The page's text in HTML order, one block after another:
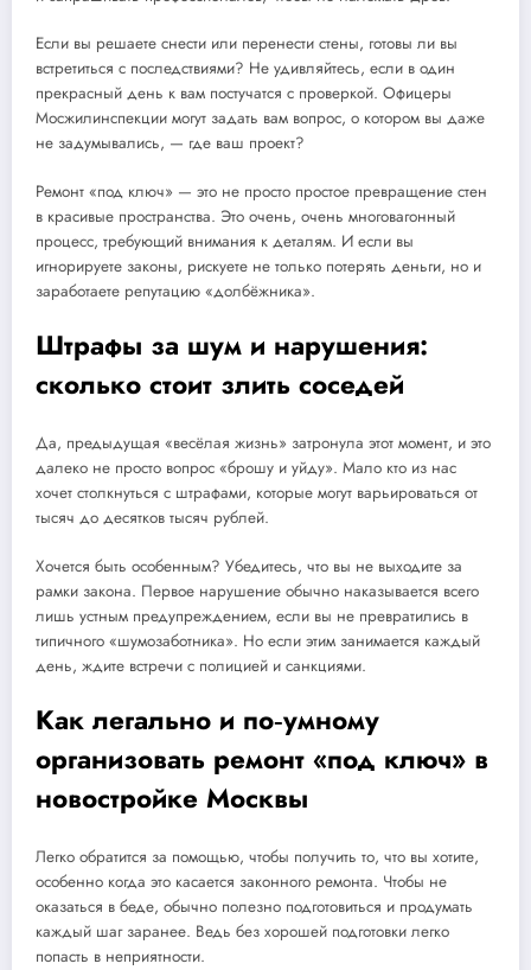
Если вы решаете снести или перенести стены, готовы ли вы
встретиться с последствиями? Не удивляйтесь, если в один
прекрасный день к вам постучатся с проверкой. Офицеры
Мосжилинспекции могут задать вам вопрос, о котором вы даже
не задумывались, — где ваш проект?
Ремонт «под ключ» — это не просто простое превращение стен
в красивые пространства. Это очень, очень многовагонный
процесс, требующий внимания к деталям. И если вы
игнорируете законы, рискуете не только потерять деньги, но и
заработаете репутацию «долбёжника».
Штрафы за шум и нарушения:
сколько стоит злить соседей
Да, предыдущая «весёлая жизнь» затронула этот момент, и это
далеко не просто вопрос «брошу и уйду». Мало кто из нас
хочет столкнуться с штрафами, которые могут варьироваться от
тысяч до десятков тысяч рублей.
Хочется быть особенным? Убедитесь, что вы не выходите за
рамки закона. Первое нарушение обычно наказывается всего
лишь устным предупреждением, если вы не превратились в
типичного «шумозаботника». Но если этим занимается каждый
день, ждите встречи с полицией и санкциями.
Как легально и по‑умному
организовать ремонт «под ключ» в
новостройке Москвы
Легко обратится за помощью, чтобы получить то, что вы хотите,
особенно когда это касается законного ремонта. Чтобы не
оказаться в беде, обычно полезно подготовиться и продумать
каждый шаг заранее. Ведь без хорошей подготовки легко
попасть в неприятности.